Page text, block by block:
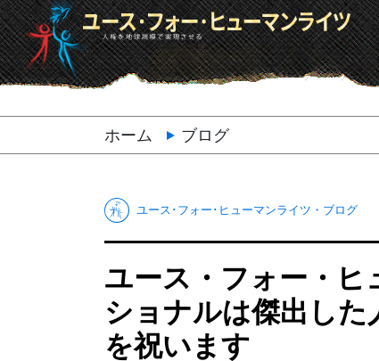
ホーム ブログ
ユース･フォー･ヒューマンライツ・ブログ
ユース・フォー・ヒ
ショナルは傑出した
を祝います